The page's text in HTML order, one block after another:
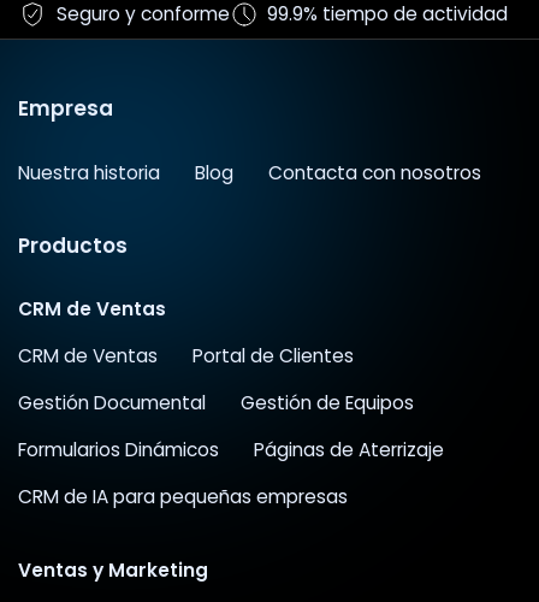
Seguro y conforme
99.9% tiempo de actividad
Empresa
Nuestra historia Blog Contacta con nosotros
Productos
CRM de Ventas
CRM de Ventas
Portal de Clientes
Gestión Documental
Gestión de Equipos
Formularios Dinámicos
Páginas de Aterrizaje
CRM de IA para pequeñas empresas
Ventas y Marketing